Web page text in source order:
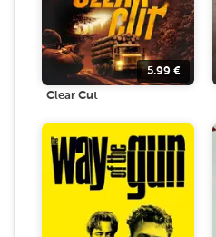
5.99 €
Clear Cut